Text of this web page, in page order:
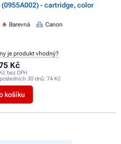
(0955A002) - cartridge, color
Barevná Canon
Kč
bez DPH
30 dnů: 74 Kč
košíku
je produkt vhodný?